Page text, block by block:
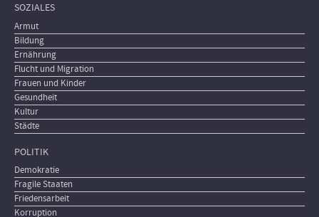
SOZIALES
Armut
Bildung
Ernährung
Flucht und Migration
Frauen und Kinder
Gesundheit
Kultur
Städte
POLITIK
Demokratie
Fragile Staaten
Friedensarbeit
Korruption